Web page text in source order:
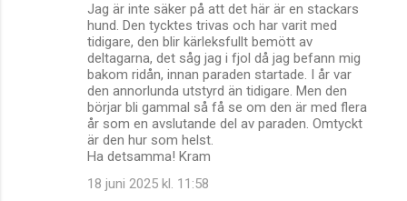
Jag är inte säker på att det här är en stackars
hund. Den tycktes trivas och har varit med
tidigare, den blir kärleksfullt bemött av
deltagarna, det såg jag i fjol då jag befann mig
bakom ridån, innan paraden startade. I år var
den annorlunda utstyrd än tidigare. Men den
börjar bli gammal så få se om den är med flera
år som en avslutande del av paraden. Omtyckt
är den hur som helst.
Ha detsamma! Kram
18 juni 2025 kl. 11:58